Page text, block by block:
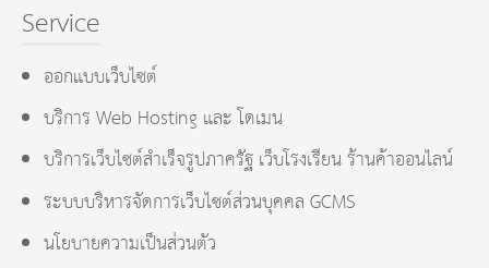
Service
ออกแบบเว็บไซต์
บริการ Web Hosting และ โดเมน
บริการเว็บไซต์สำเร็จรูปภาครัฐ เว็บโรงเรียน ร้านค้าออนไลน์
ระบบบริหารจัดการเว็บไซต์ส่วนบุคคล GCMS
นโยบายความเป็นส่วนตัว